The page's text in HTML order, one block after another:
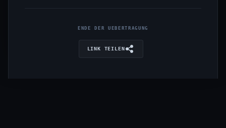
ENDE DER UEBERTRAGUNG
LINK TEILEN